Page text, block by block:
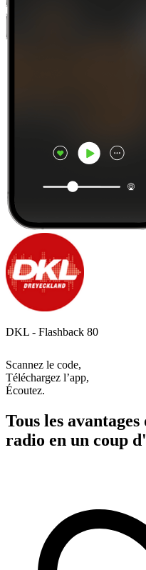
DKL - Flashback 80
Scannez le code,
Téléchargez l’app,
Écoutez.
Tous les
radio en un coup